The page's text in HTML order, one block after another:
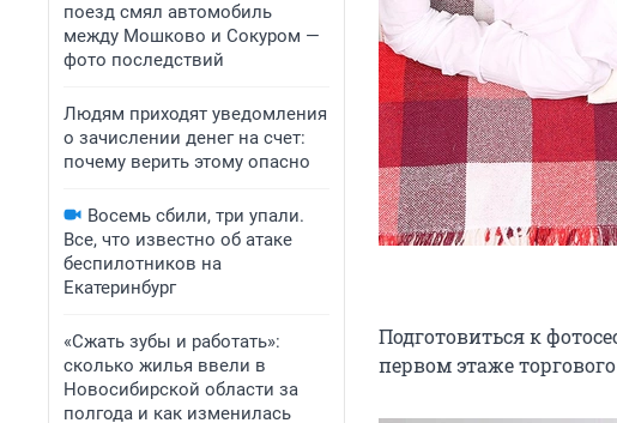
поезд смял автомобиль
между Мошково и Сокуром —
фото последствий
Людям приходят уведомления
о зачислении денег на счет:
почему верить этому опасно
Восемь сбили, три упали.
Все, что известно об атаке
беспилотников на
Екатеринбург
«Сжать зубы и работать»:
сколько жилья ввели в
Новосибирской области за
полгода и как изменилась
Подготовиться к
первом этаже